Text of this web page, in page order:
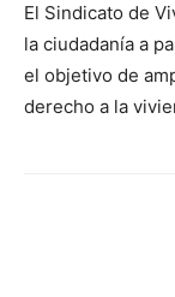
El Sindicato de
la ciudadanía a
el objetivo de
derecho a la